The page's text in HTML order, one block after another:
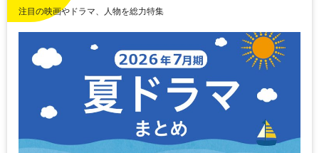
注目の映画やドラマ、人物を総力特集